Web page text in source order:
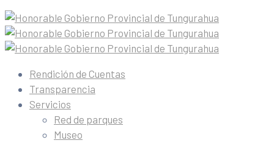
Rendición de Cuentas
Transparencia
Servicios
Red de parques
Museo